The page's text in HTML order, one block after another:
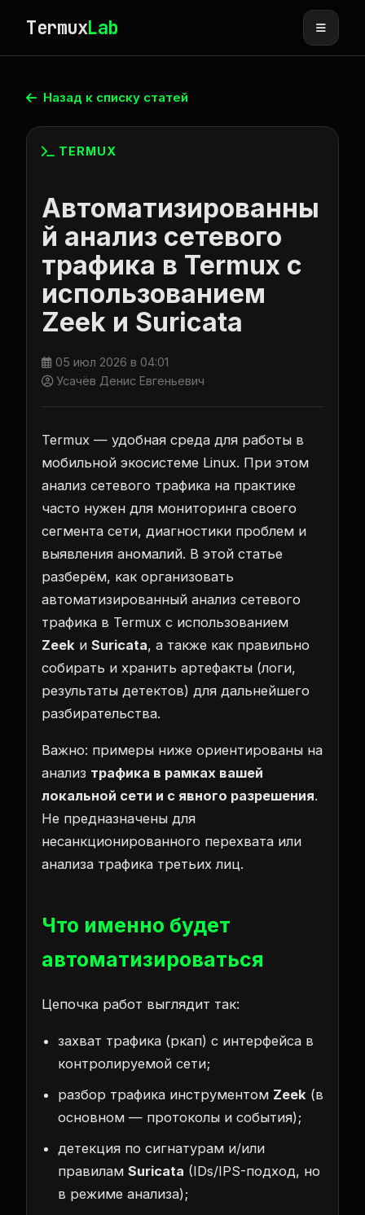
TermuxLab
Назад к списку статей
TERMUX
Автоматизированны
й анализ сетевого
трафика в Termux с
использованием
Zeek и Suricata
05 июл 2026 в 04:01
Усачёв Денис Евгеньевич
Termux — удобная среда для работы в
мобильной экосистеме Linux. При этом
анализ сетевого трафика на практике
часто нужен для мониторинга своего
сегмента сети, диагностики проблем и
выявления аномалий. В этой статье
разберём, как организовать
автоматизированный анализ сетевого
трафика в Termux с использованием
Zeek и Suricata, а также как правильно
собирать и хранить артефакты (логи,
результаты детектов) для дальнейшего
разбирательства.
Важно: примеры ниже ориентированы на
анализ трафика в рамках вашей
локальной сети и с явного разрешения.
Не предназначены для
несанкционированного перехвата или
анализа трафика третьих лиц.
Что именно будет
автоматизироваться
Цепочка работ выглядит так:
захват трафика (pкап) с интерфейса в
контролируемой сети;
разбор трафика инструментом Zeek (в
основном — протоколы и события);
детекция по сигнатурам и/или
правилам Suricata (IDs/IPS-подход, но
в режиме анализа);